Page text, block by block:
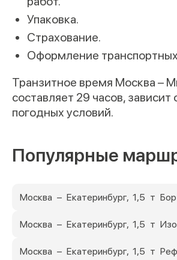
Упаковка.
Страхование.
Оформление
Транзитное время Москва –
составляет 29 часов, зависит
погодных условий.
Популярные
Москва – Екатеринбург, 1,5 т
Москва – Екатеринбург, 1,5 т
Москва – Екатеринбург, 1,5 т